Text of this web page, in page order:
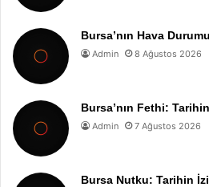
Bursa’nın Hava
Admin 8 Ağustos 2026
Bursa’nın Fethi:
Admin 7 Ağustos 2026
Bursa Nutku: Tarihin